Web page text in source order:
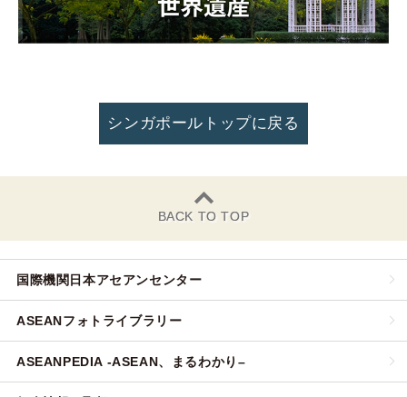
シンガポールトップに戻る
BACK TO TOP
国際機関日本アセアンセンター
ASEANフォトライブラリー
ASEANPEDIA -ASEAN、まるわかり–